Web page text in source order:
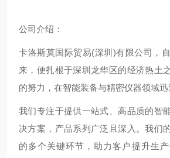
公司介绍：
卡洛斯莫国际贸易(深圳)有限公司，
来，便扎根于深圳龙华区的经济热土
的努力，在智能装备与精密仪器领域迅
我们专注于提供一站式、高品质的智
决方案，产品系列广泛且深入。我们
的多个关键环节，助力客户提升生